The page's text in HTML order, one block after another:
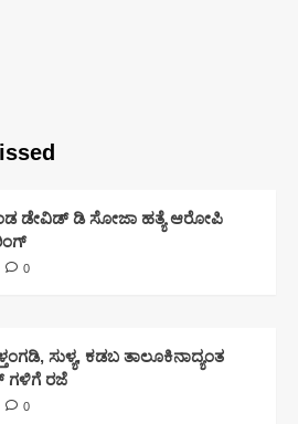
ಡೇವಿಡ್ ಡಿ ಸೋಜಾ ಹತ್ಯೆ ಆರೋಪಿ
0
ಸುಳ್ಯ, ಕಡಬ ತಾಲೂಕಿನಾದ್ಯಂತ
ಗಳಿಗೆ ರಜೆ
0